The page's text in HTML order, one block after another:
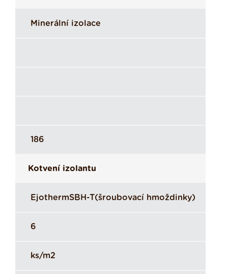
Minerální izolace
186
Kotvení izolantu
EjothermSBH-T(šroubovací hmoždinky)
6
ks/m2